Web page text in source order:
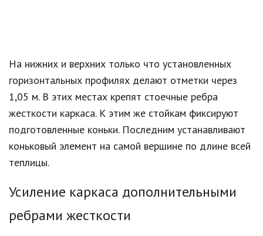
На нижних и верхних только что установленных
горизонтальных профилях делают отметки через
1,05 м. В этих местах крепят стоечные ребра
жесткости каркаса. К этим же стойкам фиксируют
подготовленные коньки. Последним устанавливают
коньковый элемент на самой вершине по длине всей
теплицы.
Усиление каркаса дополнительными
ребрами жесткости